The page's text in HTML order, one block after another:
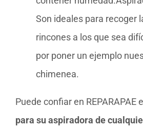
Son ideales para recoger
rincones a los que sea
por poner un ejemplo
chimenea.
Puede confiar en REPARAPAE el
para su aspiradora de